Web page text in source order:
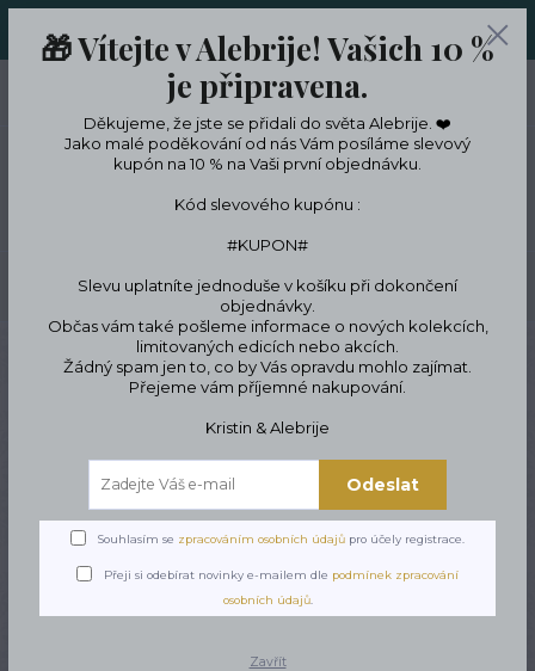
LIMITKÁCH
CZK
Hledat
Náramky Symbolické náramky
Přírodní motivy
Náramek Ananas Barevný
Náramek Ananas Barevný
🎁 Vítejte v Alebrije! Vašich 10 %
je připravena.
Děkujeme, že jste se přidali do světa Alebrije. ❤️
Jako malé poděkování od nás Vám posíláme slevový
kupón na 10 % na Vaši první objednávku.
Kód slevového kupónu :
#KUPON#
Slevu uplatníte jednoduše v košíku při dokončení
objednávky.
Občas vám také pošleme informace o nových kolekcích,
limitovaných edicích nebo akcích.
Žádný spam jen to, co by Vás opravdu mohlo zajímat.
Přejeme vám příjemné nakupování.
Kristin & Alebrije
Odeslat
Souhlasím se zpracováním osobních údajů pro účely registrace.
Přeji si odebírat novinky e-mailem dle podmínek zpracování
osobních údajů.
Zavřít